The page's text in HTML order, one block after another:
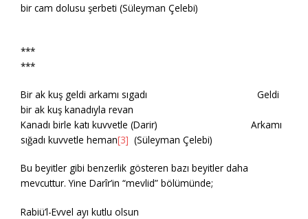
bir cam dolusu şerbeti (Süleyman Çelebi)
***
***
Bir ak kuş geldi arkamı sıgadı Geldi
bir ak kuş kanadıyla revan
Kanadı birle katı kuvvetle (Darir) Arkamı
sığadı kuvvetle heman[3] (Süleyman Çelebi)
Bu beyitler gibi benzerlik gösteren bazı beyitler daha
mevcuttur. Yine Darîr’in “mevlid” bölümünde;
Rabiü’l-Evvel ayı kutlu olsun